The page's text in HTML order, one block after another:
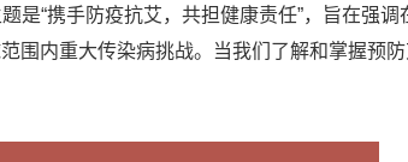
“携手防疫抗艾，共担健康责任”，旨在强
围内重大传染病挑战。当我们了解和掌握预